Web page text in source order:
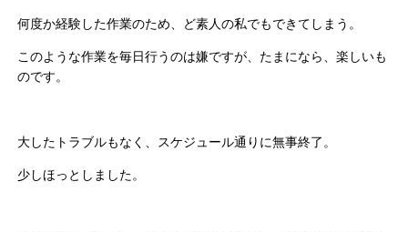
何度か経験した作業のため、ど素人の私でもできてしまう。
このような作業を毎日行うのは嫌ですが、たまになら、楽しいも
のです。
大したトラブルもなく、スケジュール通りに無事終了。
少しほっとしました。